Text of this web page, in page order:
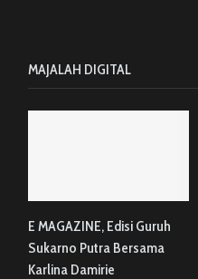
MAJALAH DIGITAL
E MAGAZINE, Edisi Guruh
Sukarno Putra Bersama
Karlina Damirie